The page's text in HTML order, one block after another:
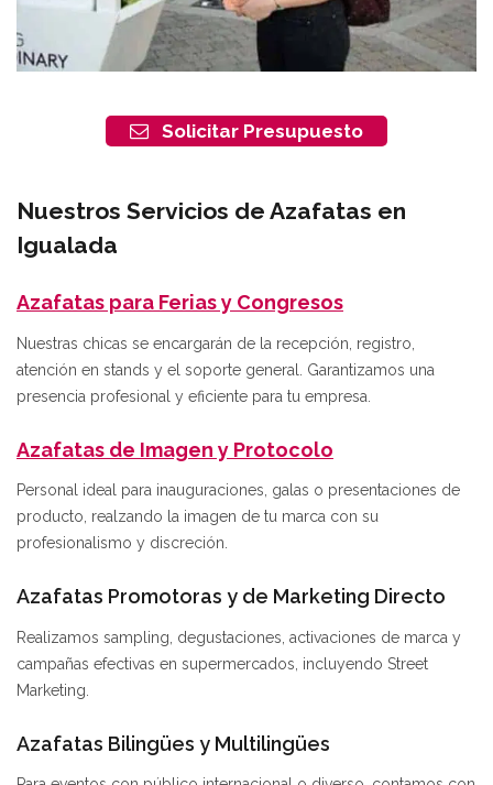
Solicitar Presupuesto
Nuestros Servicios de Azafatas en
Igualada
Azafatas para Ferias y Congresos
Nuestras chicas se encargarán de la recepción, registro,
atención en stands y el soporte general. Garantizamos una
presencia profesional y eficiente para tu empresa.
Azafatas de Imagen y Protocolo
Personal ideal para inauguraciones, galas o presentaciones de
producto, realzando la imagen de tu marca con su
profesionalismo y discreción.
Azafatas Promotoras y de Marketing Directo
Realizamos sampling, degustaciones, activaciones de marca y
campañas efectivas en supermercados, incluyendo Street
Marketing.
Azafatas Bilingües y Multilingües